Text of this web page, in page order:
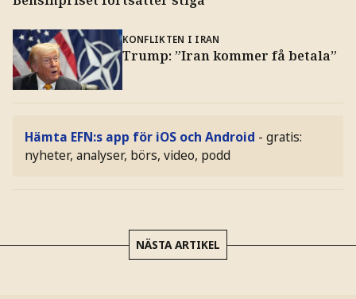
KONFLIKTEN I IRAN
Trump: ”Iran kommer få betala”
Hämta EFN:s app för iOS och Android - gratis:
nyheter, analyser, börs, video, podd
NÄSTA ARTIKEL